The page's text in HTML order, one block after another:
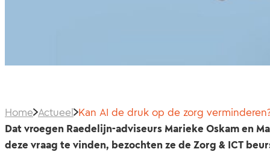
Home Actueel Kan AI de druk op de zorg
Dat vroegen Raedelijn-adviseurs Marieke Oskam en
deze vraag te vinden, bezochten ze de Zorg & ICT